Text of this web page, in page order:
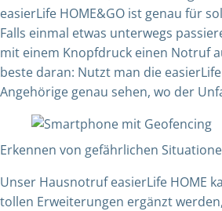
easierLife HOME&GO ist genau für
Falls einmal etwas unterwegs
mit einem Knopfdruck einen Notruf
beste daran: Nutzt man die
Angehörige genau sehen, wo der
Erkennen von gefährlichen
Unser Hausnotruf easierLife HOME
tollen Erweiterungen ergänzt